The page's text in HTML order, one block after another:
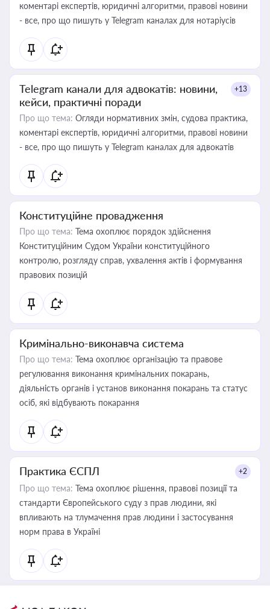
коментарі експертів, юридичні алгоритми, правові новини
- все, про що пишуть у Telegram каналах для нотаріусів
Telegram канали для адвокатів: новини,
кейси, практичні поради
+13
Про що тема: Огляди нормативних змін, судова практика,
коментарі експертів, юридичні алгоритми, правові новини
- все, про що пишуть у Telegram каналах для адвокатів
Конституційне провадження
Про що тема: Тема охоплює порядок здійснення
Конституційним Судом України конституційного
контролю, розгляду справ, ухвалення актів і формування
правових позицій
Кримінально-виконавча система
Про що тема: Тема охоплює організацію та правове
регулювання виконання кримінальних покарань,
діяльність органів і установ виконання покарань та статус
осіб, які відбувають покарання
Практика ЄСПЛ +2
Про що тема: Тема охоплює рішення, правові позиції та
стандарти Європейського суду з прав людини, які
впливають на тлумачення прав людини і застосування
норм права в Україні